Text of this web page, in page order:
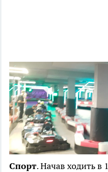
Спорт. Начав ходить в